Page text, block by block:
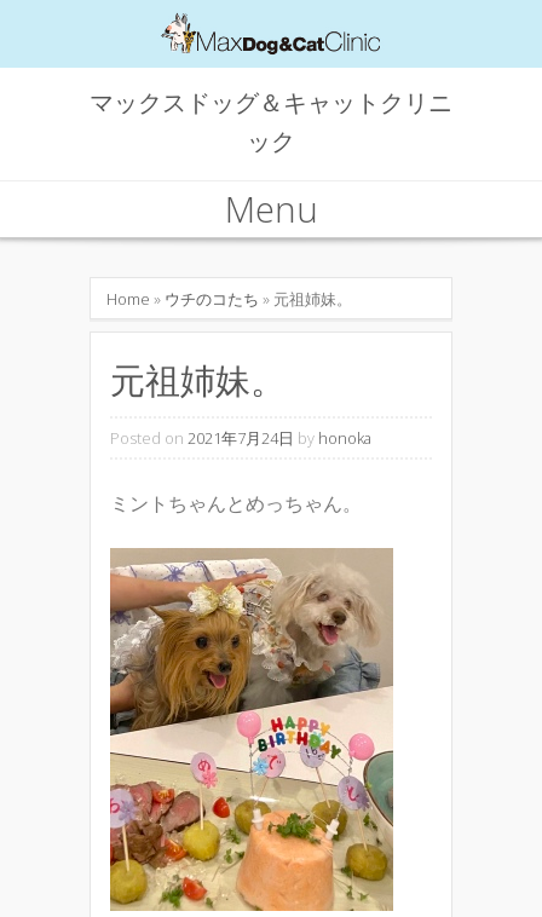
マックスドッグ＆キャットクリニ
ック
Menu
Skip to content
Home » ウチのコたち » 元祖姉妹。
元祖姉妹。
Posted on 2021年7月24日 by honoka
ミントちゃんとめっちゃん。